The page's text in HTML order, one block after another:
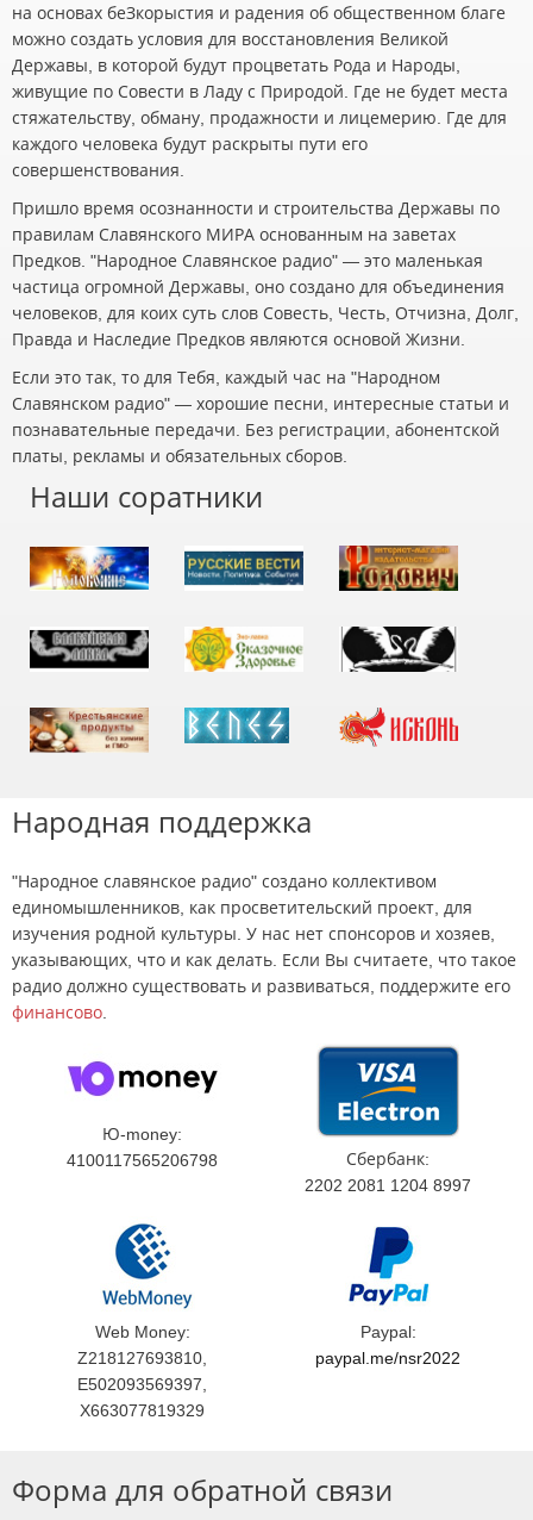
на основах беЗкорыстия и радения об общественном благе
можно создать условия для восстановления Великой
Державы, в которой будут процветать Рода и Народы,
живущие по Совести в Ладу с Природой. Где не будет места
стяжательству, обману, продажности и лицемерию. Где для
каждого человека будут раскрыты пути его
совершенствования.
Пришло время осознанности и строительства Державы по
правилам Славянского МИРА основанным на заветах
Предков. "Народное Славянское радио" — это маленькая
частица огромной Державы, оно создано для объединения
человеков, для коих суть слов Совесть, Честь, Отчизна, Долг,
Правда и Наследие Предков являются основой Жизни.
Если это так, то для Тебя, каждый час на "Народном
Славянском радио" — хорошие песни, интересные статьи и
познавательные передачи. Без регистрации, абонентской
платы, рекламы и обязательных сборов.
Наши соратники
Народная поддержка
"Народное славянское радио" создано коллективом
единомышленников, как просветительский проект, для
изучения родной культуры. У нас нет спонсоров и хозяев,
указывающих, что и как делать. Если Вы считаете, что такое
радио должно существовать и развиваться, поддержите его
финансово.
Ю-money:
4100117565206798
Сбербанк:
2202 2081 1204 8997
Web Money:
Z218127693810,
E502093569397,
X663077819329
Paypal:
paypal.me/nsr2022
Форма для обратной связи